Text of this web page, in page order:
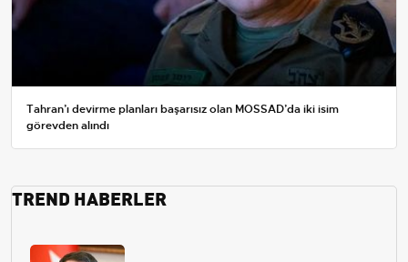
Tahran’ı devirme planları başarısız olan MOSSAD’da iki isim
görevden alındı
TREND HABERLER